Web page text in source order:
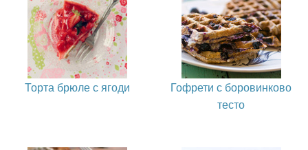
Торта брюле с ягоди
Гофрети с боровинково
тесто